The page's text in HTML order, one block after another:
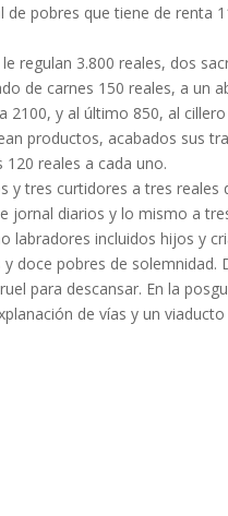
pobres que tiene de renta
regulan 3.800 reales, dos
de carnes 150 reales, a un
2100, y al último 850, al
productos, acabados sus
reales a cada uno.
y tres curtidores a tres
jornal diarios y lo mismo a
labradores incluidos hijos y
doce pobres de
para descansar. En la
de vías y un